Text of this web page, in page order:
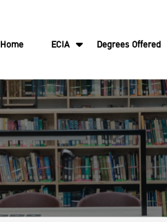
Home ECIA Degrees Offered